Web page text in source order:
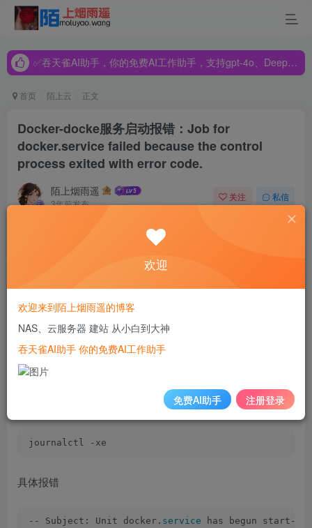
✅吞天雀AI助手，你的免费AI工作助手，支持gpt-4o、DeepSeek、Claude🔥🔥🔥🔥
✅吞天雀AI助手，你的免费AI工作助手，支持gpt-4o、DeepSeek、Claude🔥🔥🔥🔥
首页 陌上云 正文
Docker-docke服务启动报错：Job for
docker.service failed because the control
process exited with error code.
陌上烟雨遥
3年前发布
关注 私信
systemctl start docker
报错信息如下：
Job
journalctl -xe
具体报错
-- Subject: Unit docker. service has begun start-
欢迎
欢迎来到陌上烟雨遥的博客
NAS、云服务器 建站 从小白到大神
吞天雀AI助手 你的免费AI工作助手
免费AI助手 注册登录